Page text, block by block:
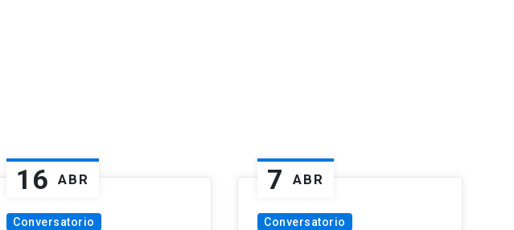
16 ABR
Conversatorio
7 ABR
Conversatorio